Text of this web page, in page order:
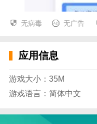
无病毒 无广告
应用信息
游戏大小：35M
游戏语言：简体中文